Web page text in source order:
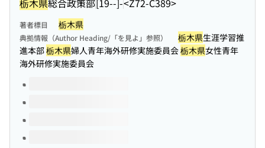
著者標目 栃木県
典拠情報（Author Heading/「を見よ」参照） 栃木県生涯学習推
進本部栃木県婦人青年海外研修実施委員会栃木県女性青年
海外研修実施委員会
このタイトルの巻号